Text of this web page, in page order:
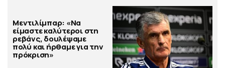
Μεντιλίμπαρ: «Να
είμαστε καλύτεροι στη
ρεβάνς, δουλέψαμε
πολύ και ήρθαμε για την
πρόκριση»